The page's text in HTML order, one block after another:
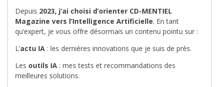
Depuis 2023, j’ai choisi d’orienter CD-MENTIEL
Magazine vers l’Intelligence Artificielle. En tant
qu’expert, je vous offre désormais un contenu pointu sur :
L’actu IA : les dernières innovations que je suis de près.
Les outils IA : mes tests et recommandations des
meilleures solutions.